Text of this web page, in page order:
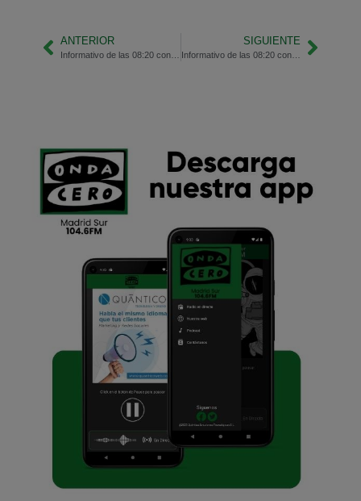
ANTERIOR SIGUIENTE
Informativo de las 08:20 con Beatriz Martínez y Sara Riesgo